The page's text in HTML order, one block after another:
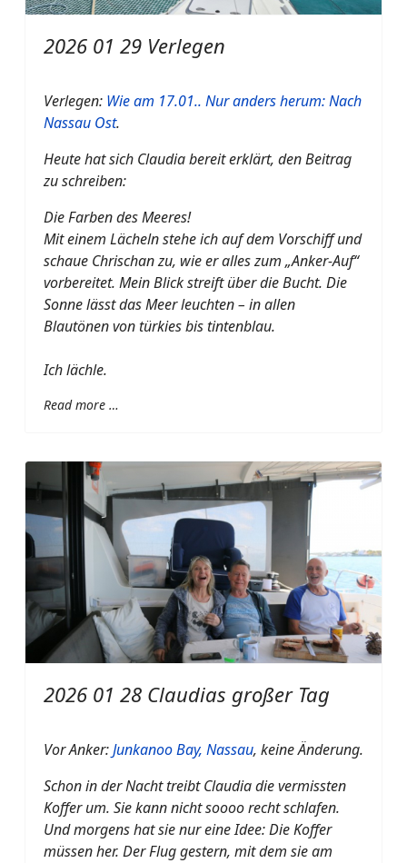
2026 01 29 Verlegen
Verlegen: Wie am 17.01.. Nur anders herum: Nach
Nassau Ost.
Heute hat sich Claudia bereit erklärt, den Beitrag
zu schreiben:
Die Farben des Meeres!
Mit einem Lächeln stehe ich auf dem Vorschiff und
schaue Chrischan zu, wie er alles zum „Anker-Auf“
vorbereitet. Mein Blick streift über die Bucht. Die
Sonne lässt das Meer leuchten – in allen
Blautönen von türkies bis tintenblau.
Ich lächle.
Read more …
2026 01 28 Claudias großer Tag
Vor Anker:Junkanoo Bay, Nassau, keine Änderung.
Schon in der Nacht treibt Claudia die vermissten
Koffer um. Sie kann nicht soooo recht schlafen.
Und morgens hat sie nur eine Idee: Die Koffer
müssen her. Der Flug gestern, mit dem sie am